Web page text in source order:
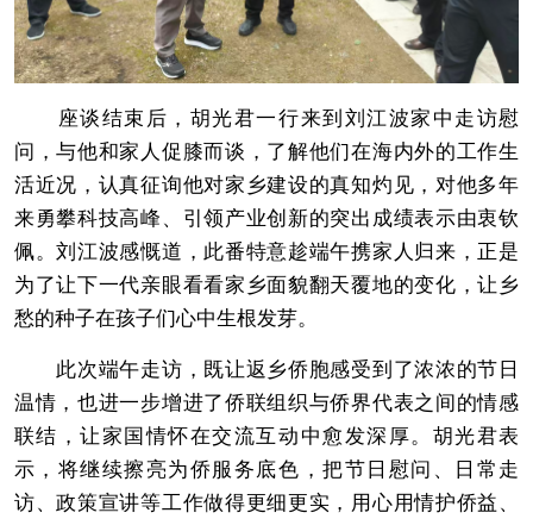
座谈结束后，胡光君一行来到刘江波家中走访慰
问，与他和家人促膝而谈，了解他们在海内外的工作生
活近况，认真征询他对家乡建设的真知灼见，对他多年
来勇攀科技高峰、引领产业创新的突出成绩表示由衷钦
佩。刘江波感慨道，此番特意趁端午携家人归来，正是
为了让下一代亲眼看看家乡面貌翻天覆地的变化，让乡
愁的种子在孩子们心中生根发芽。
此次端午走访，既让返乡侨胞感受到了浓浓的节日
温情，也进一步增进了侨联组织与侨界代表之间的情感
联结，让家国情怀在交流互动中愈发深厚。胡光君表
示，将继续擦亮为侨服务底色，把节日慰问、日常走
访、政策宣讲等工作做得更细更实，用心用情护侨益、